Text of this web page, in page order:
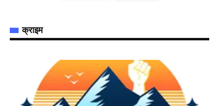
क्राइम